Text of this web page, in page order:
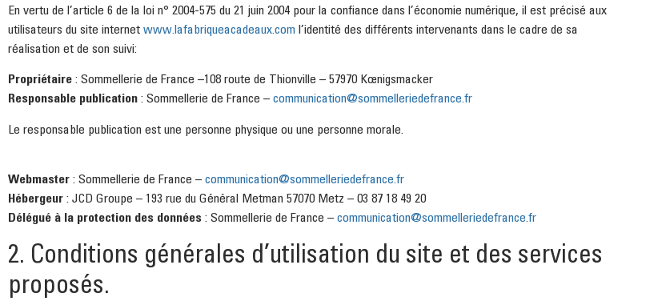
En vertu de l’article 6 de la loi n° 2004-575 du 21 juin 2004 pour la confiance dans l’économie numérique, il est précisé aux
utilisateurs du site internet www.lafabriqueacadeaux.com l’identité des différents intervenants dans le cadre de sa
réalisation et de son suivi:
Propriétaire : Sommellerie de France –108 route de Thionville – 57970 Kœnigsmacker
Responsable publication : Sommellerie de France – communication@sommelleriedefrance.fr
Le responsable publication est une personne physique ou une personne morale.
Webmaster : Sommellerie de France – communication@sommelleriedefrance.fr
Hébergeur : JCD Groupe – 193 rue du Général Metman 57070 Metz – 03 87 18 49 20
Délégué à la protection des données : Sommellerie de France – communication@sommelleriedefrance.fr
2. Conditions générales d’utilisation du site et des services
proposés.